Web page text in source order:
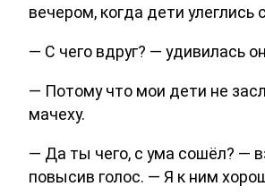
вечером, когда дети улеглись
— С чего вдруг? — удивилась
— Потому что мои дети не
мачеху.
— Да ты чего, с ума сошёл? —
повысив голос. — Я к ним